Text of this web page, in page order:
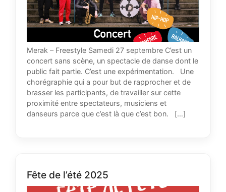
Merak – Freestyle Samedi 27 septembre C’est un
concert sans scène, un spectacle de danse dont le
public fait partie. C’est une expérimentation. Une
chorégraphie qui a pour but de rapprocher et de
brasser les participants, de travailler sur cette
proximité entre spectateurs, musiciens et
danseurs parce que c’est là que c’est bon. […]
Fête de l’été 2025